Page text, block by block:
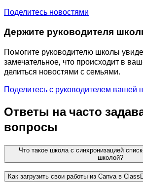
Поделитесь новостями
Держите руководителя
Помогите руководителю школы
замечательное, что происходит в
делиться новостями с семьями.
Поделитесь с руководителем вашей
Ответы на часто
вопросы
Что такое школа с синхронизацией
школой?
Как загрузить свои работы из Canva в